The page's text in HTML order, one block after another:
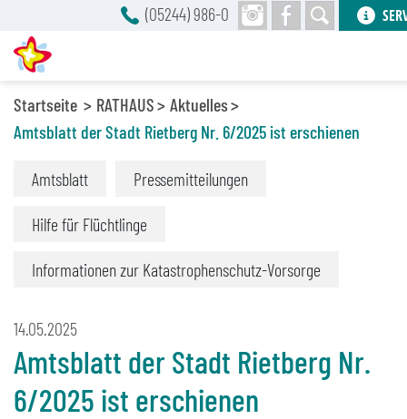
Startseite RATHAUS
Aktuelles
Amtsblatt der Stadt Rietberg Nr. 6/2025 ist erschienen
Amtsblatt Pressemitteilungen
Hilfe für Flüchtlinge
Informationen zur Katastrophenschutz-Vorsorge
14.05.2025
Amtsblatt der Stadt Rietberg Nr.
6/2025 ist erschienen
(05244) 986-0